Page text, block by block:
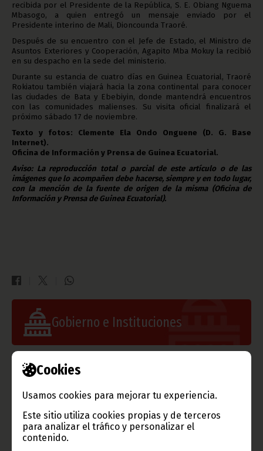
Cookies
Usamos cookies para mejorar tu experiencia.
Este sitio utiliza cookies propias y de terceros
para analizar el tráfico y personalizar el
contenido.
recibida por el Presidente de la República, S. E. Obiang Nguema
Mbasogo, a quien entregó un mensaje enviado por el
Presidente interino de Mali, Dioncounda Traoré.
Después de su encuentro con el Jefe de Estado, el Ministro de
Asuntos Exteriores y Cooperación, Agapito Mba Mokuy la recibió
en su despacho en la sede del ministerio.
Durante su estancia de cuatro días en Guinea Ecuatorial, Traoré
Rokiatou también viajará hacia la zona continental para conocer
las ciudades de Bata y Ebebiyin, donde mantendrá encuentros
con las comunidades malienses. Su visita oficial finalizará el
próximo sábado 17 de noviembre.
Texto y fotos: Clemente Ela Ondo Onguene (D. G. Base
Internet).
Oficina de Información y Prensa de Guinea Ecuatorial.
Aviso: La reproducción total o parcial de este artículo o de las
imágenes que lo acompañen debe hacerse, siempre y en todo lugar,
con la mención de la fuente de origen de la misma (Oficina de
Información y Prensa de Guinea Ecuatorial).
Gobierno e Instituciones
Información de Guinea Ecuatorial
TVGE